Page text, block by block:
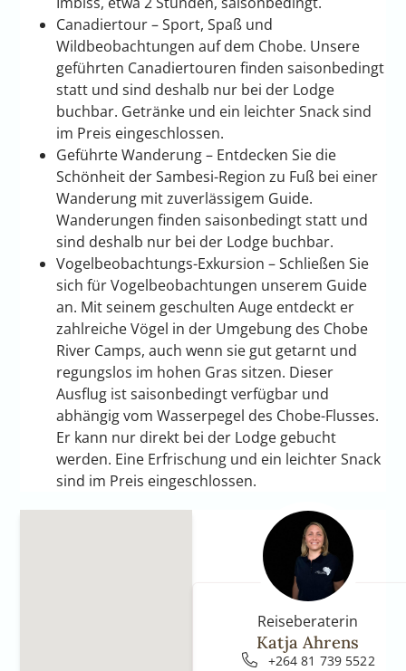
Canadiertour – Sport, Spaß und
Wildbeobachtungen auf dem Chobe. Unsere
geführten Canadiertouren finden saisonbedingt
statt und sind deshalb nur bei der Lodge
buchbar. Getränke und ein leichter Snack sind
im Preis eingeschlossen.
Geführte Wanderung – Entdecken Sie die
Schönheit der Sambesi-Region zu Fuß bei einer
Wanderung mit zuverlässigem Guide.
Wanderungen finden saisonbedingt statt und
sind deshalb nur bei der Lodge buchbar.
Vogelbeobachtungs-Exkursion – Schließen Sie
sich für Vogelbeobachtungen unserem Guide
an. Mit seinem geschulten Auge entdeckt er
zahlreiche Vögel in der Umgebung des Chobe
River Camps, auch wenn sie gut getarnt und
regungslos im hohen Gras sitzen. Dieser
Ausflug ist saisonbedingt verfügbar und
abhängig vom Wasserpegel des Chobe-Flusses.
Er kann nur direkt bei der Lodge gebucht
werden. Eine Erfrischung und ein leichter Snack
sind im Preis eingeschlossen.
Reiseberaterin
Katja Ahrens
+264 81 739 5522